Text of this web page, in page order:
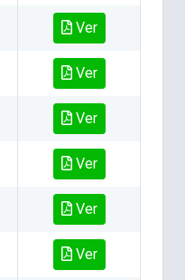
Ver
Ver
Ver
Ver
Ver
Ver